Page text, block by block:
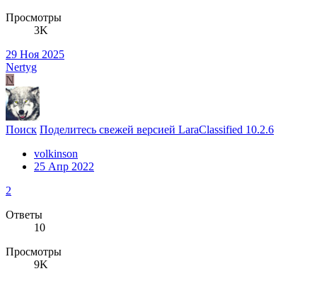
Просмотры
3K
29 Ноя 2025
Nertyg
N
Поиск Поделитесь свежей версией LaraClassified 10.2.6
volkinson
25 Апр 2022
2
Ответы
10
Просмотры
9K